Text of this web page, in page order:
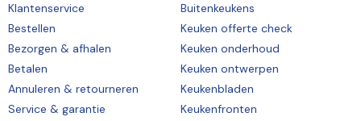
Klantenservice
Bestellen
Bezorgen & afhalen
Betalen
Annuleren & retourneren
Service & garantie
Buitenkeukens
Keuken offerte check
Keuken onderhoud
Keuken ontwerpen
Keukenbladen
Keukenfronten